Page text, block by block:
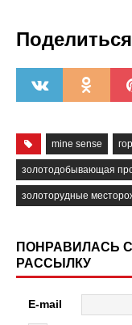
mine sense
золотодобывающая
золоторудные
ПОНРАВИЛАСЬ
РАССЫЛКУ
E-mail